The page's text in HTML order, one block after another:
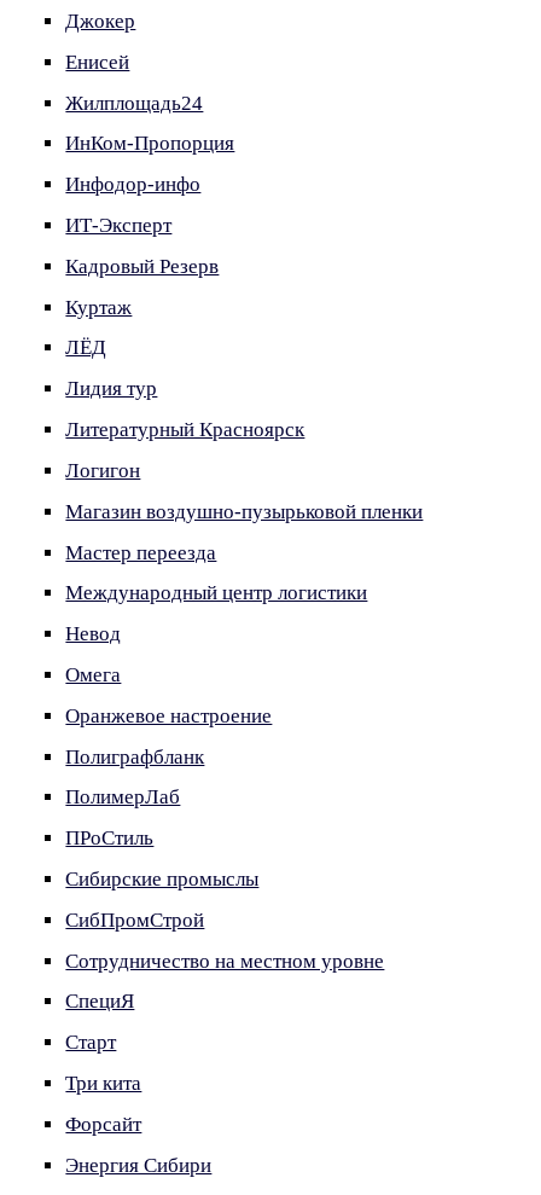
Джокер
Енисей
Жилплощадь24
ИнКом-Пропорция
Инфодор-инфо
ИТ-Эксперт
Кадровый Резерв
Куртаж
ЛЁД
Лидия тур
Литературный Красноярск
Логигон
Магазин воздушно-пузырьковой пленки
Мастер переезда
Международный центр логистики
Невод
Омега
Оранжевое настроение
Полиграфбланк
ПолимерЛаб
ПРоСтиль
Сибирские промыслы
СибПромСтрой
Сотрудничество на местном уровне
СпециЯ
Старт
Три кита
Форсайт
Энергия Сибири